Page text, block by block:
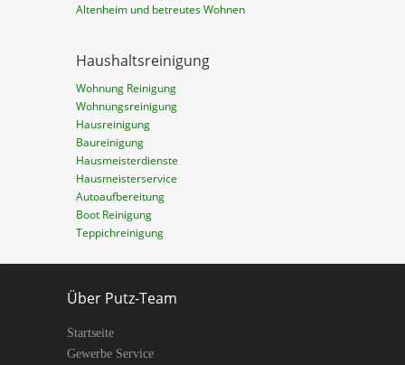
Altenheim und betreutes Wohnen
Haushaltsreinigung
Wohnung Reinigung
Wohnungsreinigung
Hausreinigung
Baureinigung
Hausmeisterdienste
Hausmeisterservice
Autoaufbereitung
Boot Reinigung
Teppichreinigung
Über Putz-Team
Startseite
Gewerbe Service